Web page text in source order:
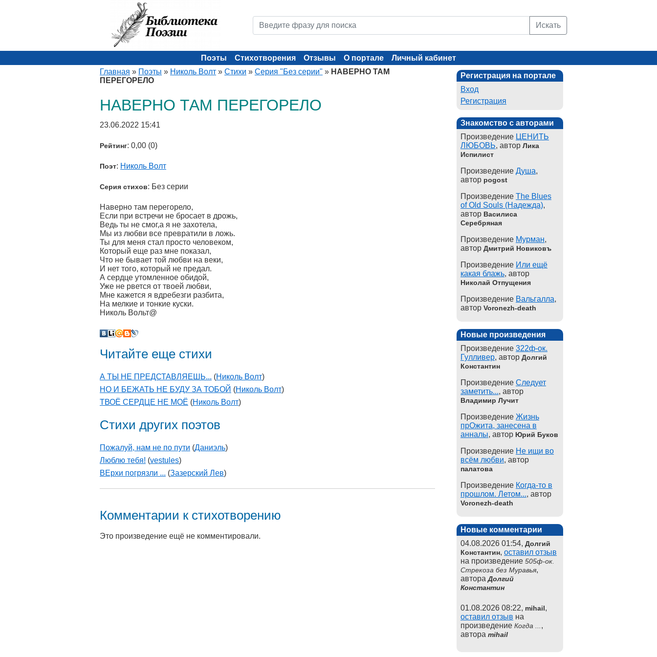
Искать
Поэты Стихотворения Отзывы О портале
Личный кабинет
Главная » Поэты » Николь Волт » Стихи » Серия "Без серии" » НАВЕРНО ТАМ
ПЕРЕГОРЕЛО
НАВЕРНО ТАМ ПЕРЕГОРЕЛО
23.06.2022 15:41
Рейтинг: 0,00 (0)
Поэт: Николь Волт
Серия стихов: Без серии
Наверно там перегорело,
Если при встречи не бросает в дрожь,
Ведь ты не смог,а я не захотела,
Мы из любви все превратили в ложь.
Ты для меня стал просто человеком,
Который еще раз мне показал,
Что не бывает той любви на веки,
И нет того, который не предал.
А сердце утомленное обидой,
Уже не рвется от твоей любви,
Мне кажется я вдребезги разбита,
На мелкие и тонкие куски.
Николь Вольт@
Читайте еще стихи
А ТЫ НЕ ПРЕДСТАВЛЯЕШЬ... (Николь Волт)
НО И БЕЖАТЬ НЕ БУДУ ЗА ТОБОЙ (Николь Волт)
ТВОЁ СЕРДЦЕ НЕ МОЁ (Николь Волт)
Стихи других поэтов
Пожалуй, нам не по пути (Даниэль)
Люблю тебя! (vestules)
ВЕрхи погрязли ... (Зазерский Лев)
Комментарии к стихотворению
Это произведение ещё не комментировали.
Регистрация на портале
Вход
Регистрация
Знакомство с авторами
Произведение ЦЕНИТЬ
ЛЮБОВЬ, автор Лика
Испилист
Произведение Душа,
автор pogost
Произведение The Blues
of Old Souls (Надежда),
автор Василиса
Серебряная
Произведение Мурман,
автор Дмитрий Новиковъ
Произведение Или ещё
какая блажь, автор
Николай Отпущения
Произведение Вальгалла,
автор Voronezh-death
Новые произведения
Произведение 322ф-ок.
Гулливер, автор Долгий
Константин
Произведение Следует
заметить..., автор
Владимир Лучит
Произведение Жизнь
прОжита, занесена в
анналы, автор Юрий Буков
Произведение Не ищи во
всём любви, автор
палатова
Произведение Когда-то в
прошлом. Летом..., автор
Voronezh-death
Новые комментарии
04.08.2026 01:54, Долгий
Константин, оставил отзыв
на произведение 505ф-ок.
Стрекоза без Муравья,
автораДолгий
Константин
01.08.2026 08:22, mihail,
оставил отзыв на
произведение Когда ... ,
автора mihail